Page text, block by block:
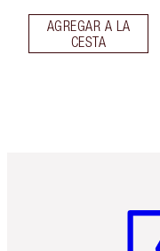
AGREGAR A LA
CESTA